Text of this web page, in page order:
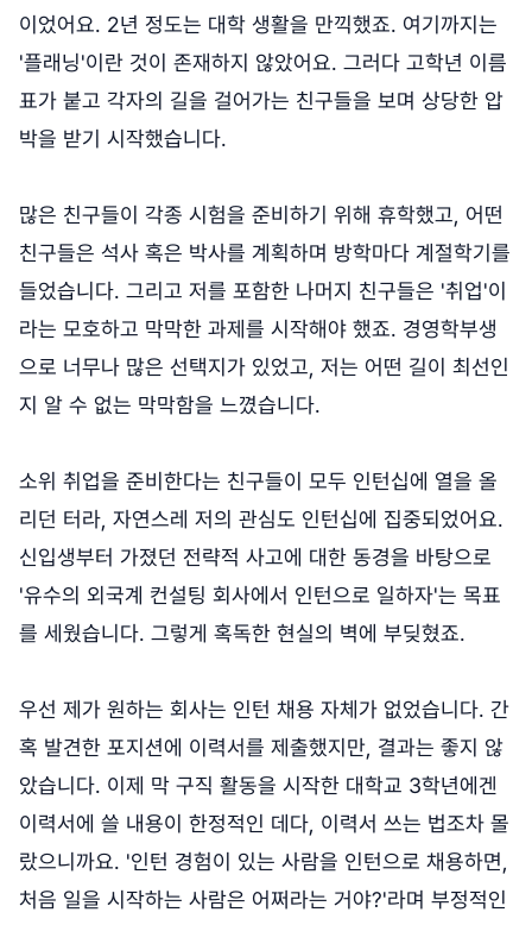
이었어요. 2년 정도는 대학 생활을 만끽했죠. 여기까지는
'플래닝'이란 것이 존재하지 않았어요. 그러다 고학년 이름
표가 붙고 각자의 길을 걸어가는 친구들을 보며 상당한 압
박을 받기 시작했습니다.
많은 친구들이 각종 시험을 준비하기 위해 휴학했고, 어떤
친구들은 석사 혹은 박사를 계획하며 방학마다 계절학기를
들었습니다. 그리고 저를 포함한 나머지 친구들은 '취업'이
라는 모호하고 막막한 과제를 시작해야 했죠. 경영학부생
으로 너무나 많은 선택지가 있었고, 저는 어떤 길이 최선인
지 알 수 없는 막막함을 느꼈습니다.
소위 취업을 준비한다는 친구들이 모두 인턴십에 열을 올
리던 터라, 자연스레 저의 관심도 인턴십에 집중되었어요.
신입생부터 가졌던 전략적 사고에 대한 동경을 바탕으로
'유수의 외국계 컨설팅 회사에서 인턴으로 일하자'는 목표
를 세웠습니다. 그렇게 혹독한 현실의 벽에 부딪혔죠.
우선 제가 원하는 회사는 인턴 채용 자체가 없었습니다. 간
혹 발견한 포지션에 이력서를 제출했지만, 결과는 좋지 않
았습니다. 이제 막 구직 활동을 시작한 대학교 3학년에겐
이력서에 쓸 내용이 한정적인 데다, 이력서 쓰는 법조차 몰
랐으니까요. '인턴 경험이 있는 사람을 인턴으로 채용하면,
처음 일을 시작하는 사람은 어쩌라는 거야?'라며 부정적인